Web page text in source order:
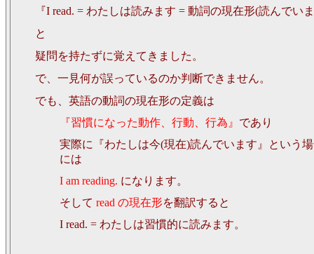
『I read. = わたしは読みます = 動詞の現在形(読んでい
と
疑問を持たずに覚えてきました。
で、一見何が誤っているのか判断できません。
でも、英語の動詞の現在形の定義は
『習慣になった動作、行動、行為』 であり
実際に『わたしは今(現在)読んでいます』という
には
I am reading. になります。
そして read の現在形を翻訳すると
I read. = わたしは習慣的に読みます。